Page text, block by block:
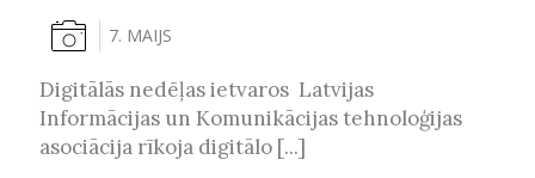
7. MAIJS
Digitālās nedēļas ietvaros Latvijas
Informācijas un Komunikācijas tehnoloģijas
asociācija rīkoja digitālo [...]